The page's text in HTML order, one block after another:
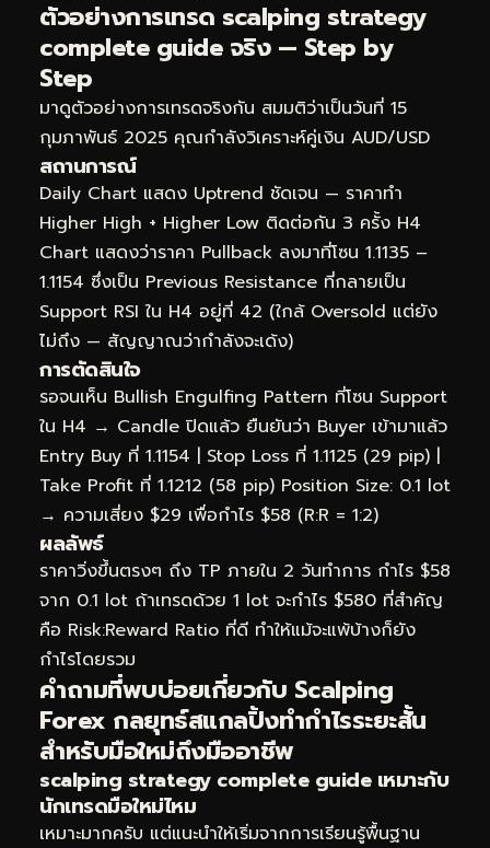
ตัวอย่างการเทรด scalping strategy
complete guide จริง — Step by
Step
มาดูตัวอย่างการเทรดจริงกัน สมมติว่าเป็นวันที่ 15
กุมภาพันธ์ 2025 คุณกำลังวิเคราะห์คู่เงิน AUD/USD
สถานการณ์
Daily Chart แสดง Uptrend ชัดเจน — ราคาทำ
Higher High + Higher Low ติดต่อกัน 3 ครั้ง H4
Chart แสดงว่าราคา Pullback ลงมาที่โซน 1.1135 –
1.1154 ซึ่งเป็น Previous Resistance ที่กลายเป็น
Support RSI ใน H4 อยู่ที่ 42 (ใกล้ Oversold แต่ยัง
ไม่ถึง — สัญญาณว่ากำลังจะเด้ง)
การตัดสินใจ
รอจนเห็น Bullish Engulfing Pattern ที่โซน Support
ใน H4 → Candle ปิดแล้ว ยืนยันว่า Buyer เข้ามาแล้ว
Entry Buy ที่ 1.1154 | Stop Loss ที่ 1.1125 (29 pip) |
Take Profit ที่ 1.1212 (58 pip) Position Size: 0.1 lot
→ ความเสี่ยง $29 เพื่อกำไร $58 (R:R = 1:2)
ผลลัพธ์
ราคาวิ่งขึ้นตรงๆ ถึง TP ภายใน 2 วันทำการ กำไร $58
จาก 0.1 lot ถ้าเทรดด้วย 1 lot จะกำไร $580 ที่สำคัญ
คือ Risk:Reward Ratio ที่ดี ทำให้แม้จะแพ้บ้างก็ยัง
กำไรโดยรวม
คำถามที่พบบ่อยเกี่ยวกับ Scalping
Forex กลยุทธ์สแกลปิ้งทำกำไรระยะสั้น
สำหรับมือใหม่ถึงมืออาชีพ
scalping strategy complete guide เหมาะกับ
นักเทรดมือใหม่ไหม
เหมาะมากครับ แต่แนะนำให้เริ่มจากการเรียนรู้พื้นฐาน